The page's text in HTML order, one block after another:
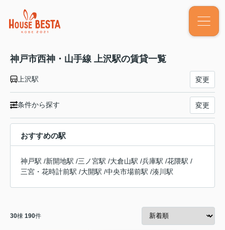
神戸市西神・山手線 上沢駅の賃貸一覧
上沢駅 変更
条件から探す 変更
おすすめの駅
神戸駅 /新開地駅 /三ノ宮駅 /大倉山駅 /兵庫駅 /花隈駅 /
三宮・花時計前駅 /大開駅 /中央市場前駅 /湊川駅
30棟 190件